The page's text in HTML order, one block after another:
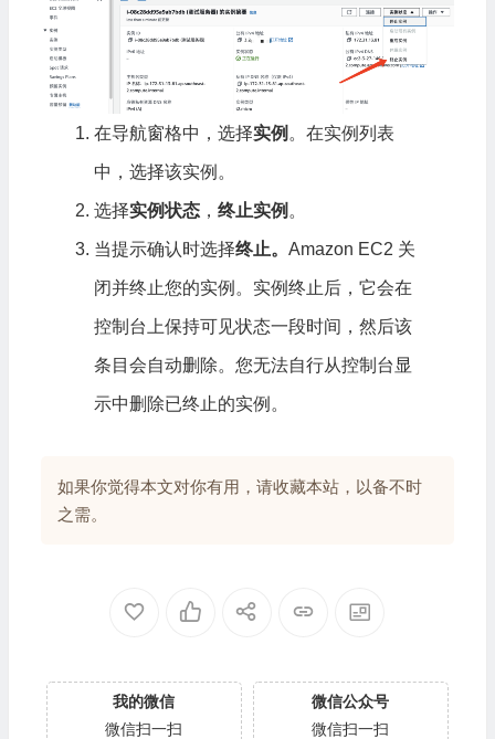
在导航窗格中，选择实例 。在实例列表
中，选择该实例。
选择实例状态， 终止实例 。
当提示确认时选择终止。 Amazon EC2 关
闭并终止您的实例。实例终止后，它会在
控制台上保持可见状态一段时间，然后该
条目会自动删除。您无法自行从控制台显
示中删除已终止的实例。
如果你觉得本文对你有用，请收藏本站，以备不时
之需。
我的微信
微信扫一扫
微信公众号
微信扫一扫